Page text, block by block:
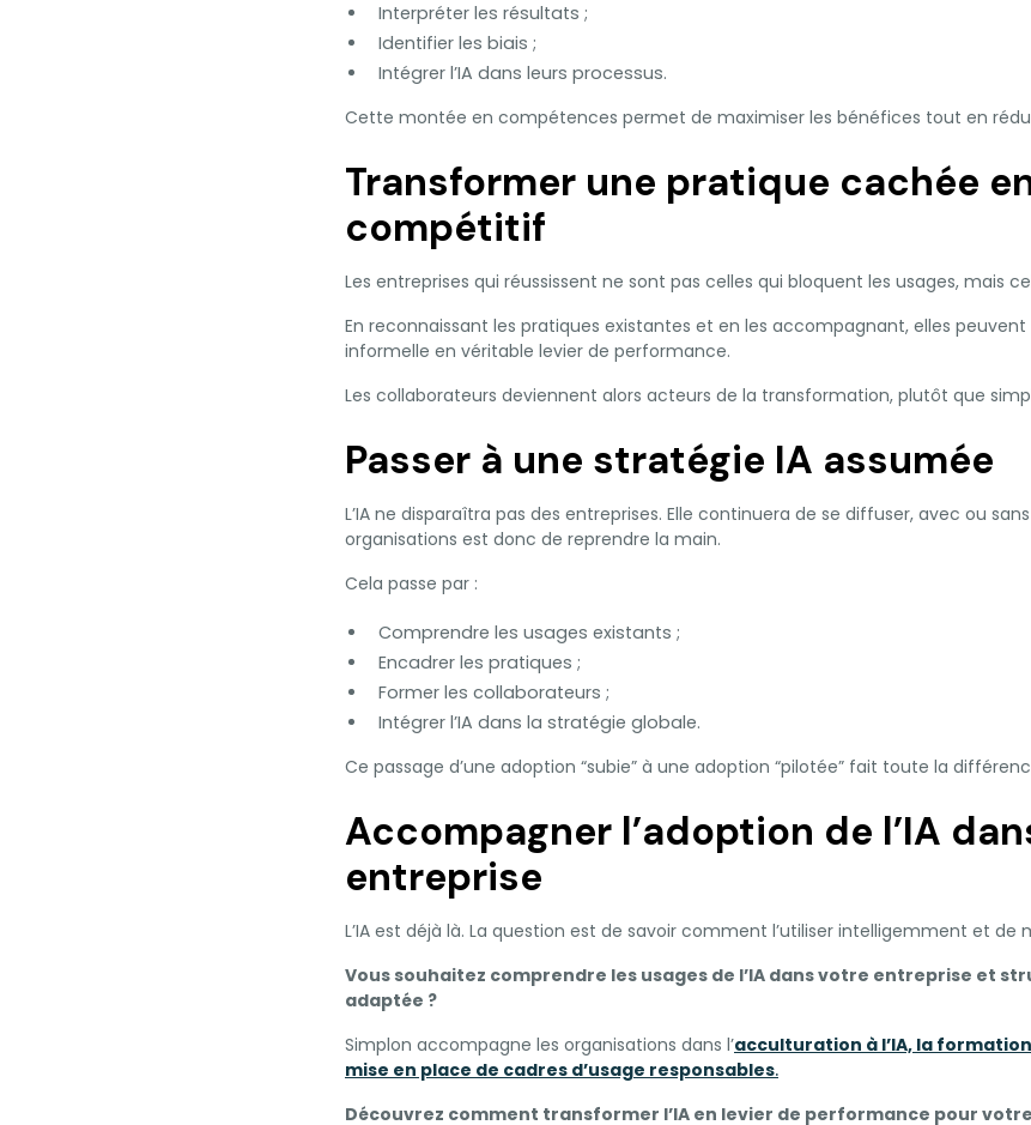
Interpréter les résultats ;
Identifier les biais ;
Intégrer l’IA dans leurs processus.
Cette montée en compétences permet de maximiser les bénéfices tout en
Transformer une pratique cachée
compétitif
Les entreprises qui réussissent ne sont pas celles qui bloquent les usages, mais
En reconnaissant les pratiques existantes et en les accompagnant, elles
informelle en véritable levier de performance.
Les collaborateurs deviennent alors acteurs de la transformation, plutôt que
Passer à une stratégie IA assumée
L’IA ne disparaîtra pas des entreprises. Elle continuera de se diffuser, avec ou
organisations est donc de reprendre la main.
Cela passe par :
Comprendre les usages existants ;
Encadrer les pratiques ;
Former les collaborateurs ;
Intégrer l’IA dans la stratégie globale.
Ce passage d’une adoption “subie” à une adoption “pilotée” fait toute la
Accompagner l’adoption de l’IA
entreprise
L’IA est déjà là. La question est de savoir comment l’utiliser intelligemment et de
Vous souhaitez comprendre les usages de l’IA dans votre entreprise et
adaptée ?
Simplon accompagne les organisations dans l’acculturation à l’IA, la
mise en place de cadres d’usage responsables.
Découvrez comment transformer l’IA en levier de performance pour